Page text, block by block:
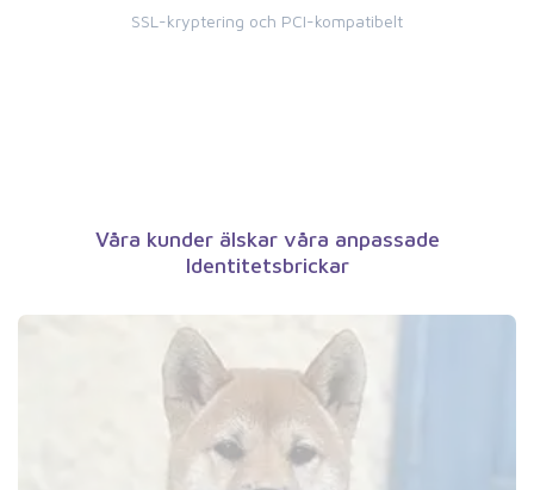
SSL-kryptering och PCI-kompatibelt
Våra kunder älskar våra anpassade
Identitetsbrickar